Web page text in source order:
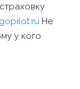
Не
у кого